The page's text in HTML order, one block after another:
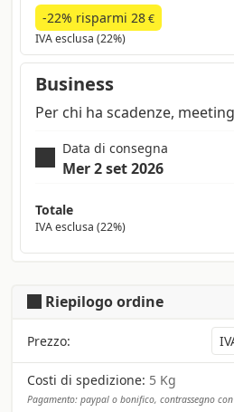
-22% risparmi 28€
IVA esclusa (22%)
Business
Per chi ha scadenze,
Data di consegna
Mer 2 set 2026
Totale
IVA esclusa (22%)
Riepilogo ordine
Prezzo:
Costi di spedizione: 5 Kg
Pagamento: paypal o bonifico, contrassegno